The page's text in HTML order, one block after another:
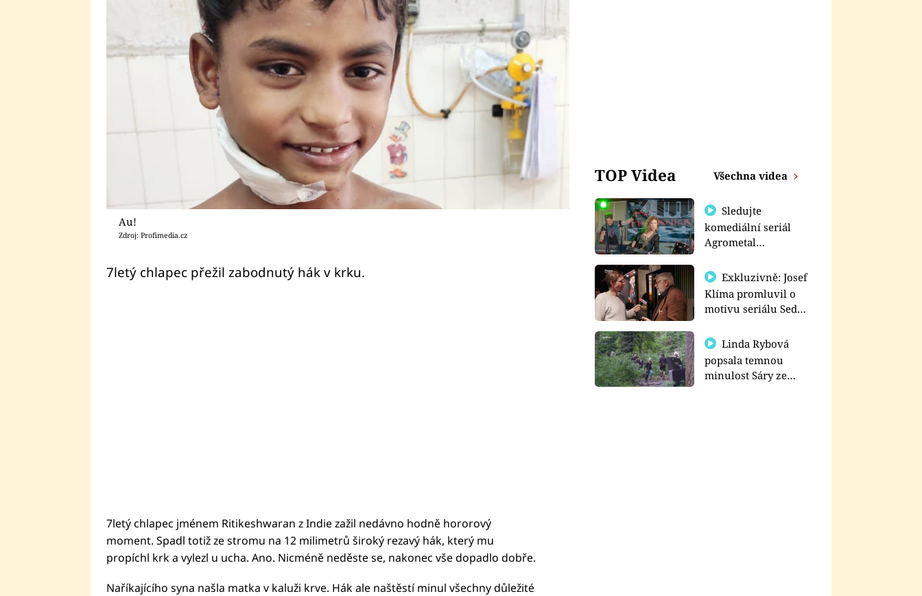
Au!
Zdroj: Profimedia.cz
7letý chlapec přežil zabodnutý hák v krku.
7letý chlapec jménem Ritikeshwaran z Indie zažil nedávno hodně hororový
moment. Spadl totiž ze stromu na 12 milimetrů široký rezavý hák, který mu
propíchl krk a vylezl u ucha. Ano. Nicméně neděste se, nakonec vše dopadlo dobře.
Naříkajícího syna našla matka v kaluži krve. Hák ale naštěstí minul všechny důležité
TOP Videa Všechna videa
Sledujte
komediální seriál
Agrometal
prima+
Exkluzivně: Josef
Klíma promluvil o
motivu seriálu Sedm
Linda Rybová
popsala temnou
minulost Sáry ze